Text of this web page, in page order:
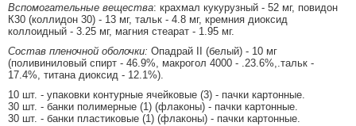
Вспомогательные вещества: крахмал кукурузный - 52 мг, повидон
К30 (коллидон 30) - 13 мг, тальк - 4.8 мг, кремния диоксид
коллоидный - 3.25 мг, магния стеарат - 1.95 мг.
Состав пленочной оболочки: Опадрай II (белый) - 10 мг
(поливиниловый спирт - 46.9%, макрогол 4000 - .23.6%,.тальк -
17.4%, титана диоксид - 12.1%).
10 шт. - упаковки контурные ячейковые (3) - пачки картонные.
30 шт. - банки полимерные (1) (флаконы) - пачки картонные.
30 шт. - банки пластиковые (1) (флаконы) - пачки картонные.